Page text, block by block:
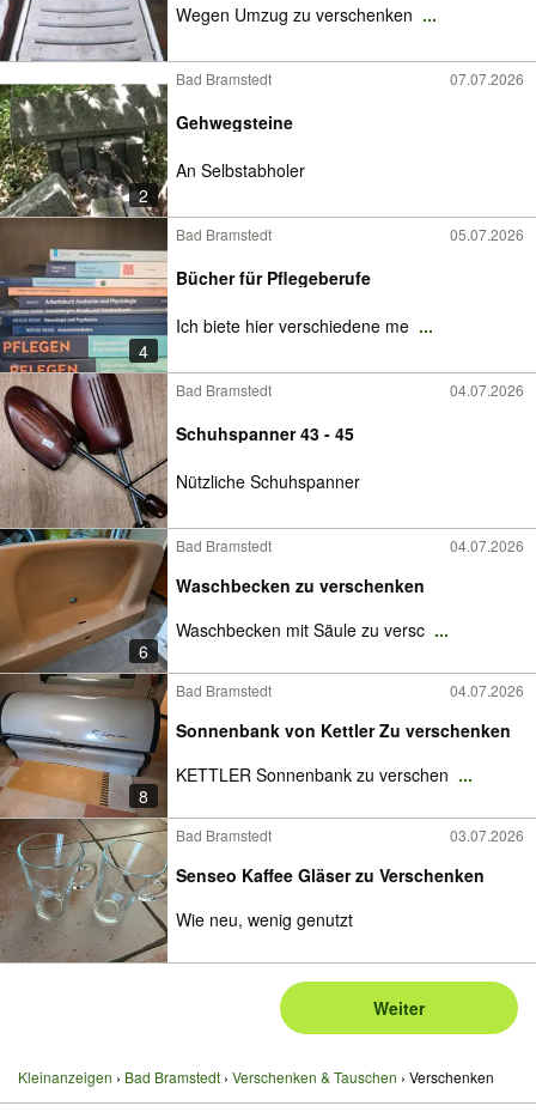
Wegen Umzug zu verschenken ...
2
Bad Bramstedt 07.07.2026
Gehwegsteine
An Selbstabholer
4
Bad Bramstedt 05.07.2026
Bücher für Pflegeberufe
Ich biete hier verschiedene me ...
Bad Bramstedt 04.07.2026
Schuhspanner 43 - 45
Nützliche Schuhspanner
6
Bad Bramstedt 04.07.2026
Waschbecken zu verschenken
Waschbecken mit Säule zu versc ...
8
Bad Bramstedt 04.07.2026
Sonnenbank von Kettler Zu verschenken
KETTLER Sonnenbank zu verschen ...
Bad Bramstedt 03.07.2026
Senseo Kaffee Gläser zu Verschenken
Wie neu, wenig genutzt
Weiter
Kleinanzeigen Bad Bramstedt Verschenken & Tauschen Verschenken